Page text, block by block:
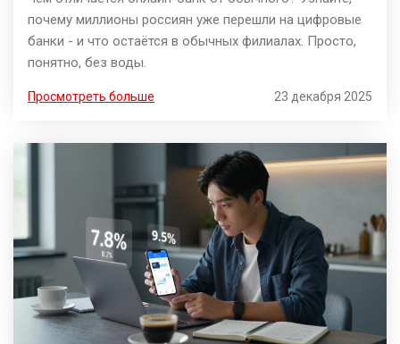
почему миллионы россиян уже перешли на цифровые
банки - и что остаётся в обычных филиалах. Просто,
понятно, без воды.
Просмотреть больше 23 декабря 2025